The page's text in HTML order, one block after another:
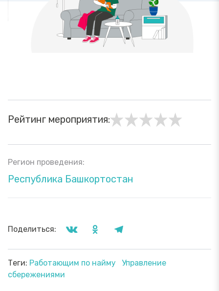
Рейтинг мероприятия:
Регион проведения:
Республика Башкортостан
Поделиться:
Теги: Работающим по найму
Управление
сбережениями